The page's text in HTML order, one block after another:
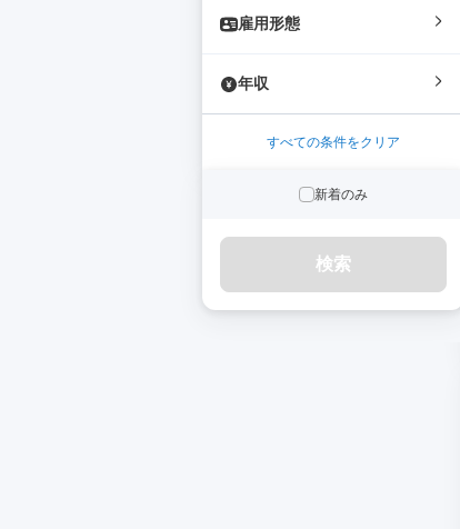
雇用形態
年収
すべての条件をクリア
新着のみ
検索